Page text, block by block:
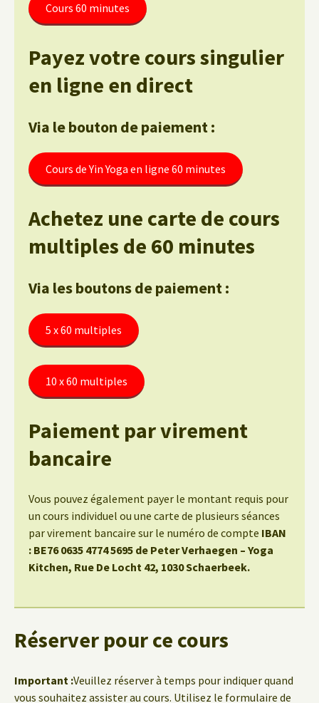
Cours 60 minutes
Payez votre cours singulier
en ligne en direct
Via le bouton de paiement :
Cours de Yin Yoga en ligne 60 minutes
Achetez une carte de cours
multiples de 60 minutes
Via les boutons de paiement :
5 x 60 multiples
10 x 60 multiples
Paiement par virement
bancaire
Vous pouvez également payer le montant requis pour
un cours individuel ou une carte de plusieurs séances
par virement bancaire sur le numéro de compte IBAN
: BE76 0635 4774 5695 de Peter Verhaegen – Yoga
Kitchen, Rue De Locht 42, 1030 Schaerbeek.
Réserver pour ce cours
Important :Veuillez réserver à temps pour indiquer quand
vous souhaitez assister au cours. Utilisez le formulaire de